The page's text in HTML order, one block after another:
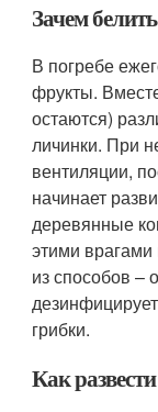
Зачем
В погребе
фрукты.
остаются)
личинки. При
вентиляции,
начинает
деревянные
этими
из способов –
грибки.
Как